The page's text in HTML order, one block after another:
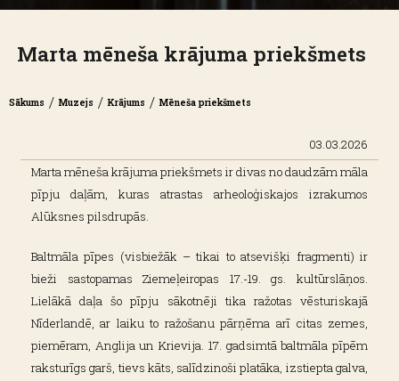
Marta mēneša krājuma priekšmets
Sākums / Muzejs / Krājums / Mēneša priekšmets
03.03.2026
Marta mēneša krājuma priekšmets ir divas no daudzām māla
pīpju daļām, kuras atrastas arheoloģiskajos izrakumos
Alūksnes pilsdrupās.
Baltmāla pīpes (visbiežāk – tikai to atsevišķi fragmenti) ir
bieži sastopamas Ziemeļeiropas 17.-19. gs. kultūrslāņos.
Lielākā daļa šo pīpju sākotnēji tika ražotas vēsturiskajā
Nīderlandē, ar laiku to ražošanu pārņēma arī citas zemes,
piemēram, Anglija un Krievija. 17. gadsimtā baltmāla pīpēm
raksturīgs garš, tievs kāts, salīdzinoši platāka, izstiepta galva,